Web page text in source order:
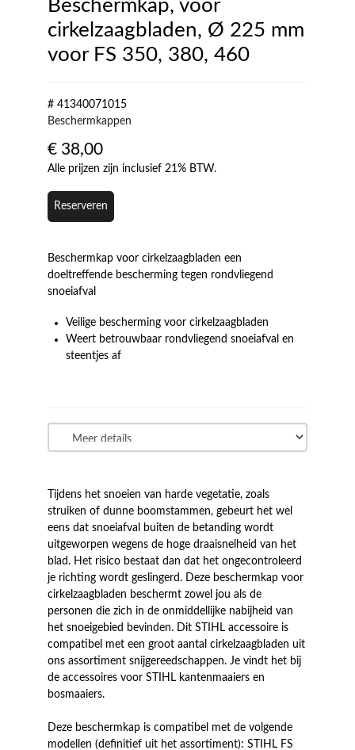
Beschermkap, voor
cirkelzaagbladen, Ø 225 mm
voor FS 350, 380, 460
# 41340071015
Beschermkappen
€ 38,00
Alle prijzen zijn inclusief 21% BTW.
Reserveren
Beschermkap voor cirkelzaagbladen een
doeltreffende bescherming tegen rondvliegend
snoeiafval
Veilige bescherming voor cirkelzaagbladen
Weert betrouwbaar rondvliegend snoeiafval en
steentjes af
Tijdens het snoeien van harde vegetatie, zoals
struiken of dunne boomstammen, gebeurt het wel
eens dat snoeiafval buiten de betanding wordt
uitgeworpen wegens de hoge draaisnelheid van het
blad. Het risico bestaat dan dat het ongecontroleerd
je richting wordt geslingerd. Deze beschermkap voor
cirkelzaagbladen beschermt zowel jou als de
personen die zich in de onmiddellijke nabijheid van
het snoeigebied bevinden. Dit STIHL accessoire is
compatibel met een groot aantal cirkelzaagbladen uit
ons assortiment snijgereedschappen. Je vindt het bij
de accessoires voor STIHL kantenmaaiers en
bosmaaiers.
Deze beschermkap is compatibel met de volgende
modellen (definitief uit het assortiment): STIHL FS